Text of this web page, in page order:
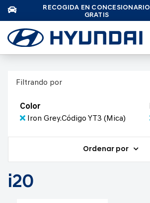
RECOGIDA EN CONCESIONARIO
GRATIS
Filtrando por
Color
Iron Grey.Código YT3 (Mica)
Ordenar por
i20